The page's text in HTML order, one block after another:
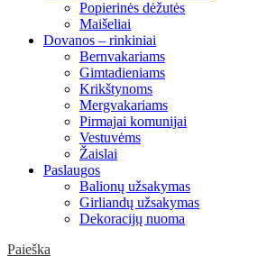
Popierinės dėžutės
Maišeliai
Dovanos – rinkiniai
Bernvakariams
Gimtadieniams
Krikštynoms
Mergvakariams
Pirmajai komunijai
Vestuvėms
Žaislai
Paslaugos
Balionų užsakymas
Girliandų užsakymas
Dekoracijų nuoma
Paieška